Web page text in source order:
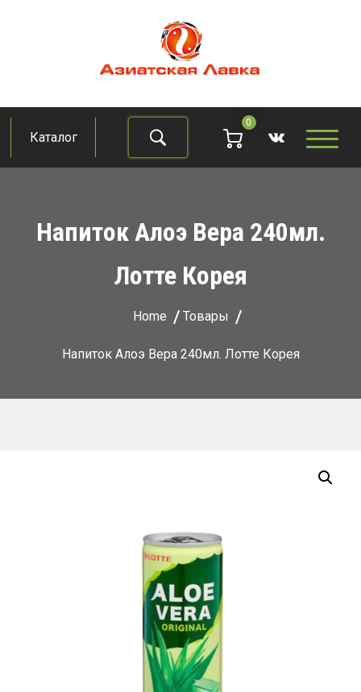
Азиатская лавка
Продукты из восточно-азиатских стран
Каталог
0
Напиток Алоэ Вера 240мл.
Лотте Корея
Home Товары
Напиток Алоэ Вера 240мл. Лотте Корея